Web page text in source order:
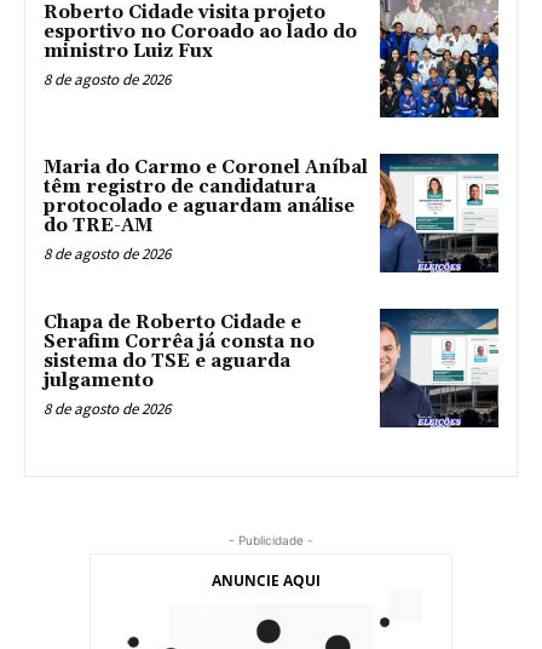
Roberto Cidade visita projeto
esportivo no Coroado ao lado do
ministro Luiz Fux
8 de agosto de 2026
Maria do Carmo e Coronel Aníbal
têm registro de candidatura
protocolado e aguardam análise
do TRE-AM
8 de agosto de 2026
Chapa de Roberto Cidade e
Serafim Corrêa já consta no
sistema do TSE e aguarda
julgamento
8 de agosto de 2026
- Publicidade -